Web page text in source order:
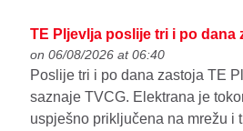
TE Pljevlja poslije tri i po dana
on 06/08/2026 at 06:40
Poslije tri i po dana zastoja TE
saznaje TVCG. Elektrana je
uspješno priključena na mrežu i